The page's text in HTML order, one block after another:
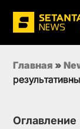
Главная »
Оглавление